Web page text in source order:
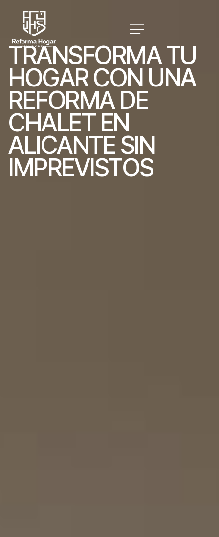
TRANSFORMATU
HOGARCON UNA
REFORMA DE
CHALET EN
ALICANTE SIN
IMPREVISTOS